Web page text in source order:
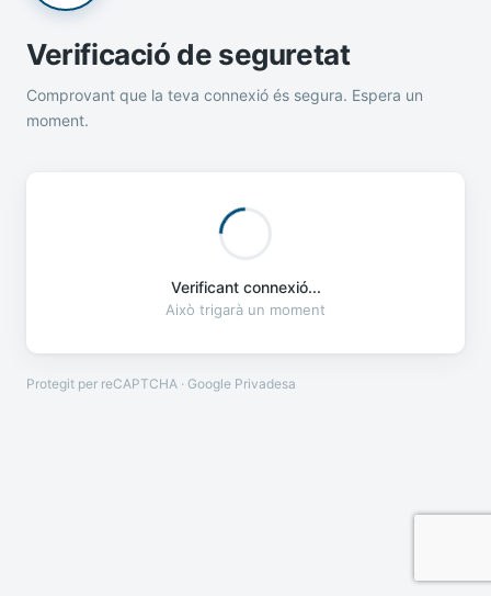
Verificació de seguretat
Comprovant que la teva connexió és segura. Espera un
moment.
Verificant connexió...
Això trigarà un moment
Protegit per reCAPTCHA · Google Privadesa